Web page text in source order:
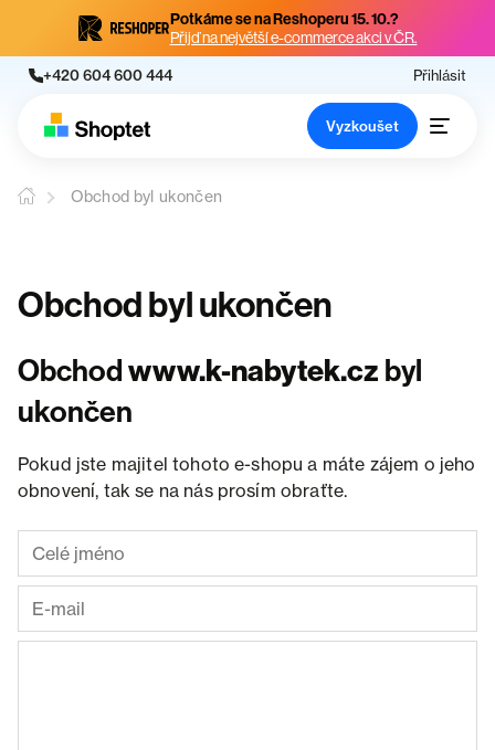
Potkáme se na Reshoperu 15. 10.?
Přijď na největší e-commerce akci v ČR.
+420 604 600 444 Přihlásit
Vyzkoušet
Obchod byl ukončen
Obchod byl ukončen
Obchodwww.k-nabytek.cz byl
ukončen
Pokud jste majitel tohoto e-shopu a máte zájem o jeho
obnovení, tak se na nás prosím obraťte.